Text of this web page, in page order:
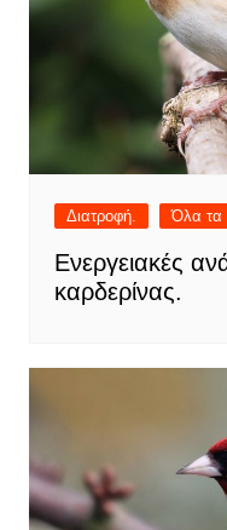
Διατροφή. Όλα τα
Ενεργειακές
καρδερίνας.